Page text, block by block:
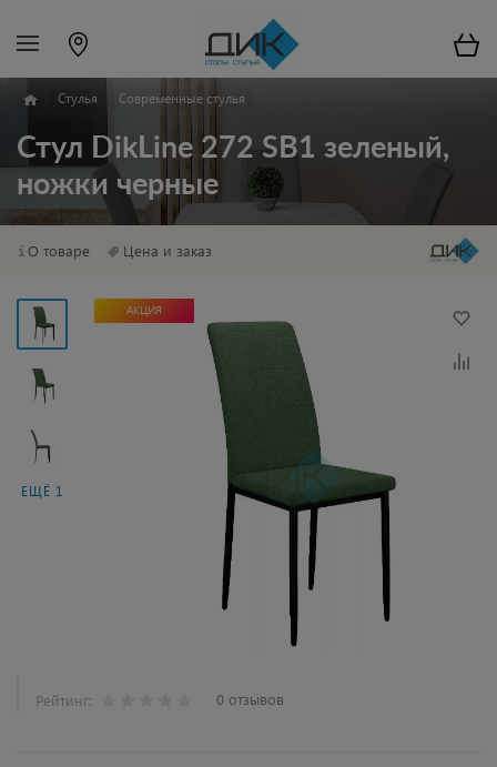
Стулья Современные стулья
Стул DikLine 272 SB1 зеленый,
ножки черные
О товаре Цена и заказ
ЕЩЁ 1
АКЦИЯ
Рейтинг: 0 отзывов